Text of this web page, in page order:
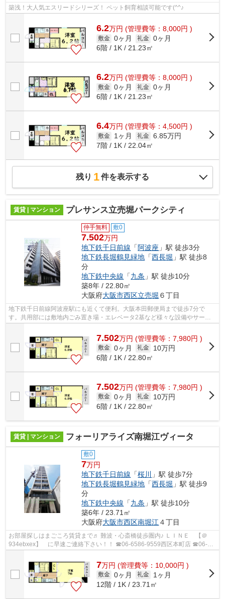
築浅！大人気エスリードシリーズ！ ペット飼育相談可能です(^^♪
6.2万円 (管理費等：8,000円 )
敷金 0ヶ月 礼金 0ヶ月
6階 / 1K / 21.23㎡
6.2万円 (管理費等：8,000円 )
敷金 0ヶ月 礼金 0ヶ月
6階 / 1K / 21.23㎡
6.4万円 (管理費等：4,500円 )
敷金 1ヶ月 礼金 6.85万円
7階 / 1K / 22.04㎡
残り 1件を表示する
賃貸 | マンション プレサンス立売堀パークシティ
仲手無料 敷0
7.502万円
地下鉄千日前線 「 阿波座 」駅 徒歩3分
地下鉄長堀鶴見緑地 「西長堀 」駅 徒歩8
分
地下鉄中央線 「九条 」駅 徒歩10分
築8年 / 22.80㎡
大阪府大阪市西区立売堀 ６丁目
地下鉄千日前線阿波座駅にも近くて便利。大阪本田郵便局まで徒歩7分で
す。共用部には敷地内ごみ置き場・エレベータ2基など様々な設備やサービ
7.502万円 (管理費等：7,980円 )
敷金 0ヶ月 礼金
10万円
6階 / 1K / 22.80㎡
7.502万円 (管理費等：7,980円 )
敷金 0ヶ月 礼金
10万円
6階 / 1K / 22.80㎡
賃貸 | マンション フォーリアライズ南堀江ヴィータ
敷0
7万円
地下鉄千日前線 「桜川
」駅 徒歩7分
地下鉄長堀鶴見緑地 「西長堀 」駅 徒歩9
分
地下鉄中央線 「九条 」駅 徒歩10分
築6年 / 23.71㎡
大阪府大阪市西区南堀江 ４丁目
お部屋探しはまごころ賃貸まで♬ 難波・心斎橋徒歩圏内♪ ＬＩＮＥ 【＠
934ebxex】 に早速ご連絡下さい！！ ☎06-6586-9559西区本町店 ☎06-
7万円 (管理費等：10,000円 )
敷金 0ヶ月 礼金
1ヶ月
12階 / 1K / 23.71㎡